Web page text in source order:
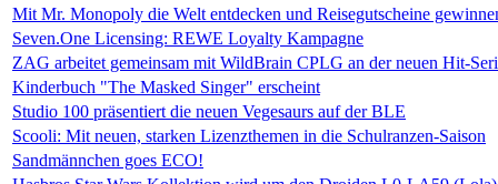
Mit Mr. Monopoly die Welt entdecken und Reisegutscheine
Seven.One Licensing: REWE Loyalty Kampagne
ZAG arbeitet gemeinsam mit WildBrain CPLG an der neuen Hit-
Kinderbuch "The Masked Singer" erscheint
Studio 100 präsentiert die neuen Vegesaurs auf der BLE
Scooli: Mit neuen, starken Lizenzthemen in die Schulranzen-Saison
Sandmännchen goes ECO!